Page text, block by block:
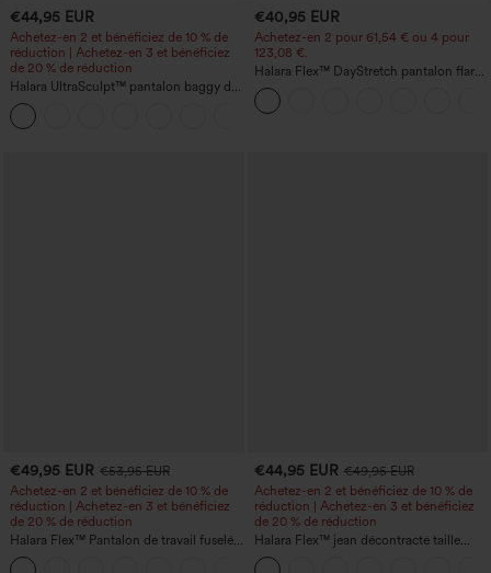
€44,95 EUR
Achetez-en 2 et bénéficiez de 10 % de
réduction | Achetez-en 3 et bénéficiez
de 20 % de réduction
Halara UltraSculpt™ pantalon baggy de
yoga taille haute à effet gainant pour le
ventre, à rayures color block, avec
poches
€40,95 EUR
Achetez-en 2 pour 61,54 € ou 4 pour
123,08 €.
Halara Flex™ DayStretch pantalon flare
de travail, taille mi-haute, poche latérale
zippée
€49,95 EUR €53,95 EUR
Achetez-en 2 et bénéficiez de 10 % de
réduction | Achetez-en 3 et bénéficiez
de 20 % de réduction
Halara Flex™ Pantalon de travail fuselé,
uni, taille haute, avec poches
€44,95 EUR €49,95 EUR
Achetez-en 2 et bénéficiez de 10 % de
réduction | Achetez-en 3 et bénéficiez
de 20 % de réduction
Halara Flex™ jean décontracté taille
haute, large, avec poches, ourlet